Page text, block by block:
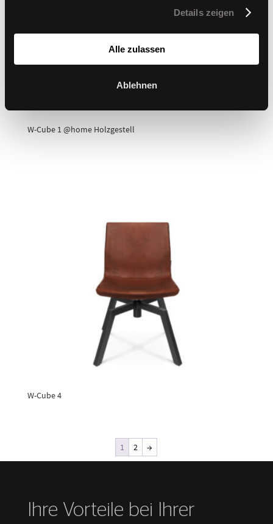
Details zeigen
Alle zulassen
Ablehnen
W-Cube 1 @home Holzgestell
W-Cube 4
1 2 →
Ihre Vorteile bei Ihrer